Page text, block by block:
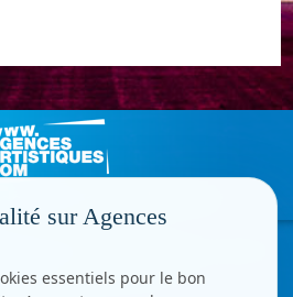
sur Agences
essentiels pour le bon